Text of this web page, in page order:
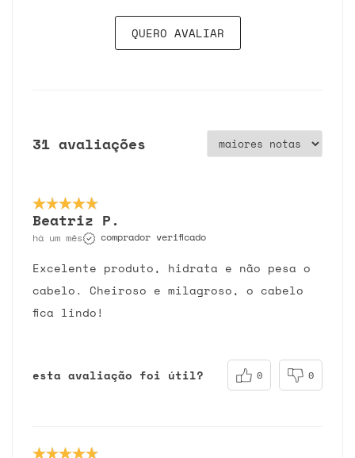
QUERO AVALIAR
31 avaliações
Beatriz P.
há um mês comprador verificado
Excelente produto, hidrata e não pesa o
cabelo. Cheiroso e milagroso, o cabelo
fica lindo!
esta avaliação foi útil? 0 0